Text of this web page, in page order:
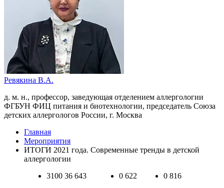
Ревякина В.А.
д. м. н., профессор, заведующая отделением аллергологии
ФГБУН ФИЦ питания и биотехнологии, председатель Союза
детских аллергологов России, г. Москва
Главная
Мероприятия
ИТОГИ 2021 года. Современные тренды в детской
аллергологии
3100 36 643
0 622
0 816